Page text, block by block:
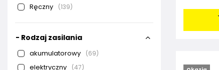
Ręczny 139
- Rodzaj zasilania
akumulatorowy 69
elektryczny 47